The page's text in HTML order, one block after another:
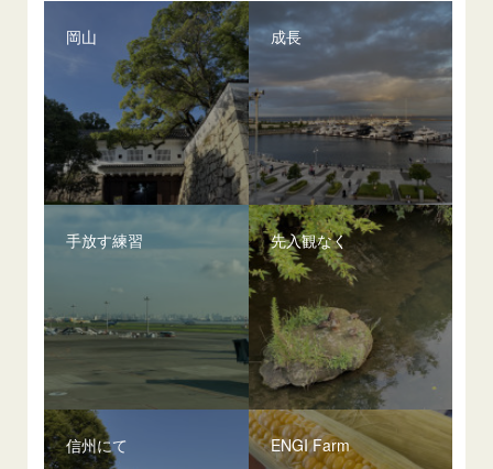
岡山 成長
手放す練習 先入観なく
信州にて ENGI Farm